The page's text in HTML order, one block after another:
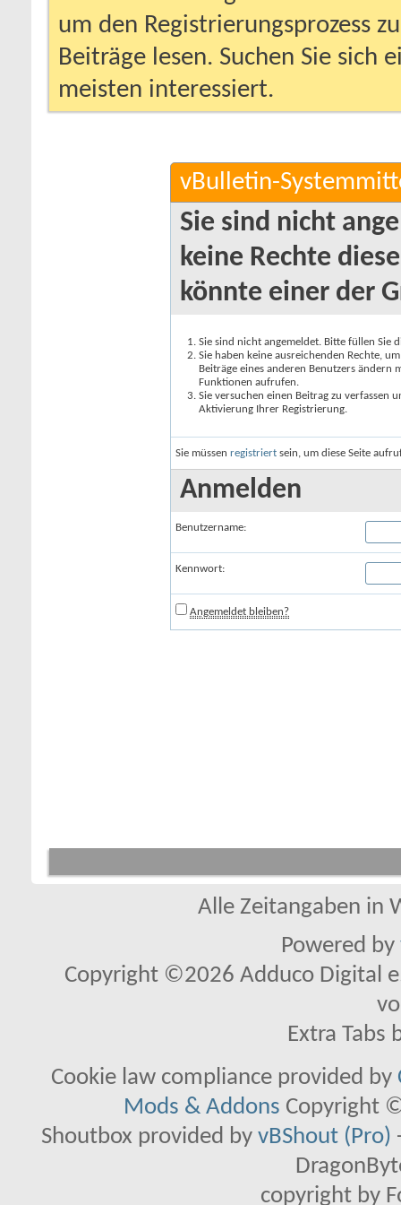
um den Registrierungsprozess
Beiträge lesen. Suchen Sie sich
meisten interessiert.
vBulletin-
Sie sind nicht
keine Rechte
könnte einer der
Sie sind nicht angemeldet. Bitte füllen Sie
Sie haben keine ausreichenden Rechte,
Beiträge eines anderen Benutzers
Funktionen aufrufen.
Sie versuchen einen Beitrag zu verfassen
Aktivierung Ihrer Registrierung.
Sie müssen registriert sein, um diese Seite
Anmelden
Benutzername:
Kennwort:
Angemeldet bleiben?
Alle Zeitangaben in
Powered by
Copyright ©2026 Adduco Digital
Extra Tabs
Cookie law compliance provided by
Mods & Addons Copyright
Shoutbox provided by vBShout (Pro)
copyright by